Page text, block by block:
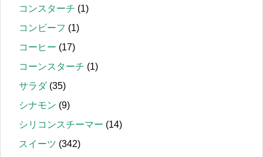
コンスターチ (1)
コンビーフ (1)
コーヒー (17)
コーンスターチ (1)
サラダ(35)
シナモン (9)
シリコンスチーマー (14)
スイーツ (342)